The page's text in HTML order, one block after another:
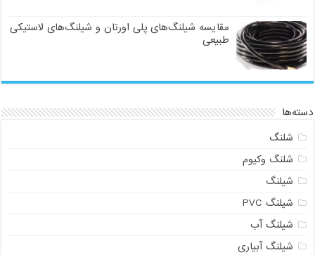
مقایسه شیلنگ‌های پلی اورتان و شیلنگ‌های لاستیکی
طبیعی
دسته‌ها
شلنگ
شلنگ وکیوم
شیلنگ
شیلنگ PVC
شیلنگ آب
شیلنگ آبیاری